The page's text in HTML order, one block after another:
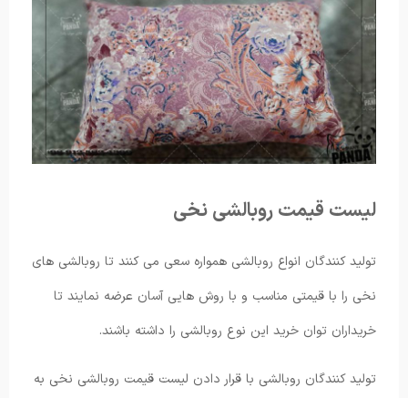
لیست قیمت روبالشی نخی
تولید کنندگان انواع روبالشی همواره سعی می کنند تا روبالشی های
نخی را با قیمتی مناسب و با روش هایی آسان عرضه نمایند تا
خریداران توان خرید این نوع روبالشی را داشته باشند.
تولید کنندگان روبالشی با قرار دادن لیست قیمت روبالشی نخی به